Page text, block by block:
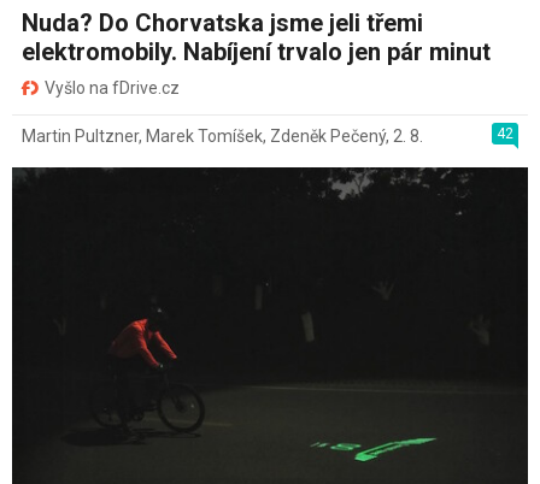
Nuda? Do Chorvatska jsme jeli třemi
elektromobily. Nabíjení trvalo jen pár minut
Vyšlo na fDrive.cz
42
Martin Pultzner, Marek Tomíšek, Zdeněk Pečený, 2. 8.